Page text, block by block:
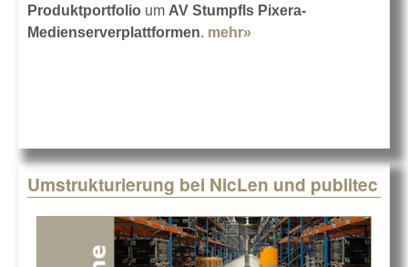
Produktportfolio um AV Stumpfls Pixera-
Medienserverplattformen. mehr»
Umstrukturierung bei NicLen und publitec